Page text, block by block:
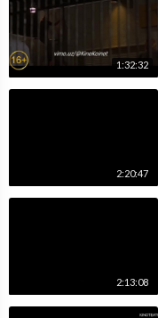
1:32:32
2:20:47
2:13:08